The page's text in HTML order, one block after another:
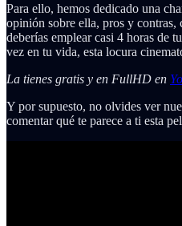
Para ello, hemos dedicado una
opinión sobre ella, pros y
deberías emplear casi 4 horas de
vez en tu vida, esta locura
La tienes gratis y en FullHD en
Y por supuesto, no olvides ver
comentar qué te parece a ti esta